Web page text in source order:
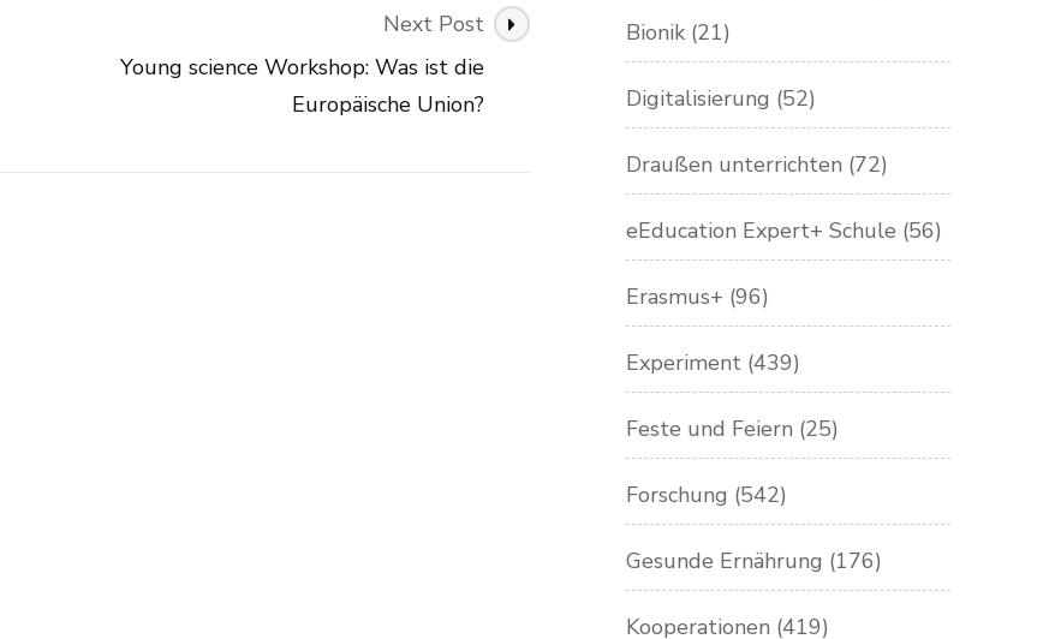
Next Post
Young science Workshop: Was ist die
Europäische Union?
Bionik (21)
Digitalisierung (52)
Draußen unterrichten (72)
eEducation Expert+ Schule (56)
Erasmus+ (96)
Experiment (439)
Feste und Feiern (25)
Forschung (542)
Gesunde Ernährung (176)
Kooperationen (419)